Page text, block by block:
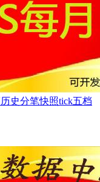
史分笔快照tick五档